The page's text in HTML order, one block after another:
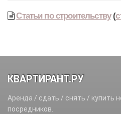
Статьи по строительству(
КВАРТИРАНТ.РУ
Аренда / сдать / снять / купить
посредников.